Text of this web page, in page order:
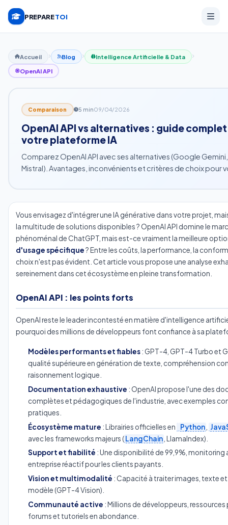
PREPARETOI
Accueil Blog Intelligence Artificielle & Data
OpenAI API
Comparaison 5 min09/04/2026
OpenAI API vs alternatives : guide
votre plateforme IA
Comparez OpenAI API avec ses alternatives (Google
Mistral). Avantages, inconvénients et critères de choix pour
Vous envisagez d'intégrer une IA générative dans votre projet,
la multitude de solutions disponibles ? OpenAI API domine le
phénoménal de ChatGPT, mais est-ce vraiment la meilleure
d'usage spécifique? Entre les coûts, la performance, la
choix n'est pas évident. Cet article vous propose une analyse
sereinement dans cet écosystème en pleine transformation.
OpenAI API : les points forts
OpenAI reste le leader incontesté en matière d'intelligence
pourquoi des millions de développeurs font confiance à sa
Modèles performants et fiables: GPT-4, GPT-4 Turbo et
qualité supérieure en génération de texte, compréhension
raisonnement logique.
Documentation exhaustive : OpenAI propose l'une des
complètes et pédagogiques de l'industrie, avec exemples
pratiques.
Écosystème mature : Librairies officielles en Python
avec les frameworks majeurs ( LangChain , LlamaIndex).
Support et fiabilité : Une disponibilité de 99,9%,
entreprise réactif pour les clients payants.
Vision et multimodalité : Capacité à traiter images, texte
modèle (GPT-4 Vision).
Communauté active : Millions de développeurs,
forums et tutoriels en abondance.